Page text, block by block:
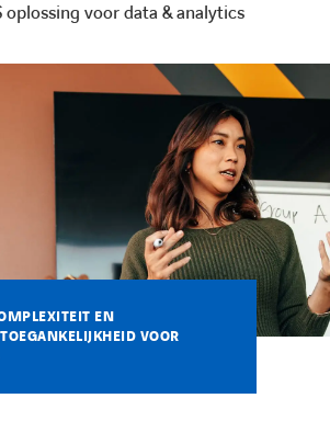
oplossing voor data & analytics
EN
VOOR